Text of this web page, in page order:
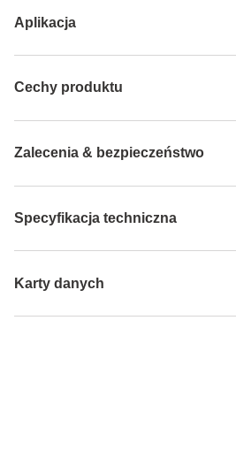
Aplikacja
Cechy produktu
Zalecenia & bezpieczeństwo
Specyfikacja techniczna
Karty danych